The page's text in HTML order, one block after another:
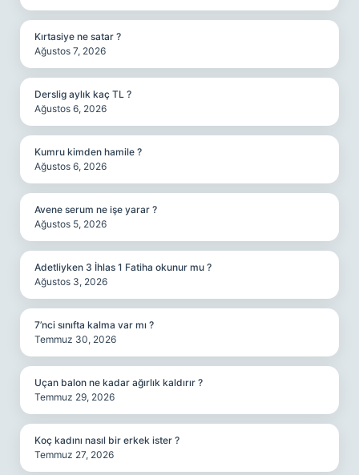
Kırtasiye ne satar ?
Ağustos 7, 2026
Derslig aylık kaç TL ?
Ağustos 6, 2026
Kumru kimden hamile ?
Ağustos 6, 2026
Avene serum ne işe yarar ?
Ağustos 5, 2026
Adetliyken 3 İhlas 1 Fatiha okunur mu ?
Ağustos 3, 2026
7’nci sınıfta kalma var mı ?
Temmuz 30, 2026
Uçan balon ne kadar ağırlık kaldırır ?
Temmuz 29, 2026
Koç kadını nasıl bir erkek ister ?
Temmuz 27, 2026